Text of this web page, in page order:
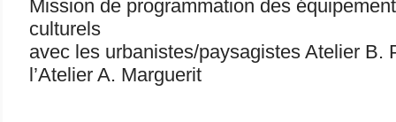
Mission de programmation des
culturels
avec les urbanistes/paysagistes Atelier B.
l’Atelier A. Marguerit